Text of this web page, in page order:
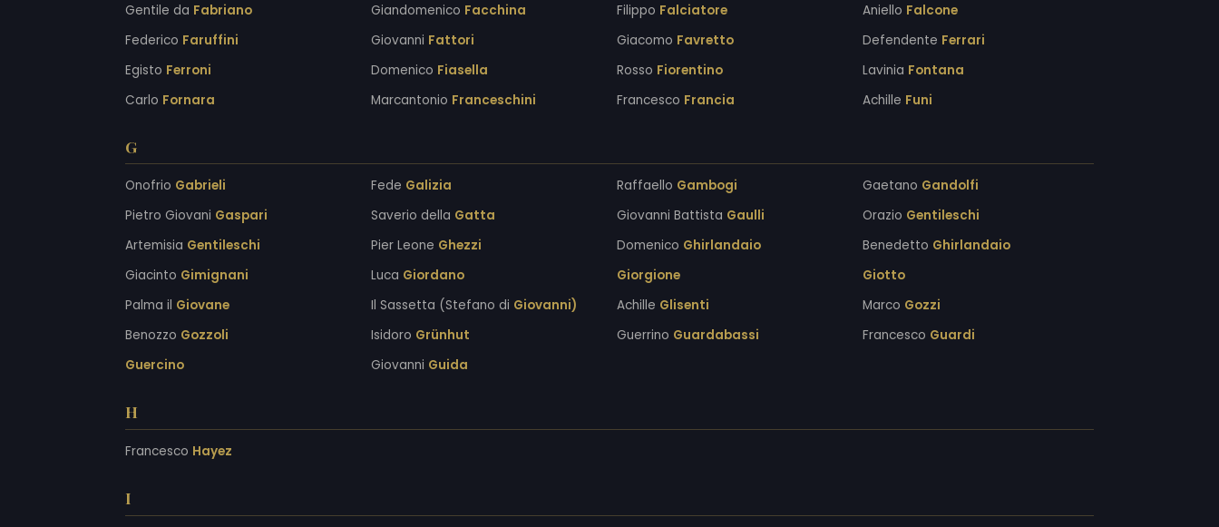
Gentile da Fabriano Giandomenico Facchina Filippo Falciatore Aniello Falcone
Federico Faruffini Giovanni Fattori Giacomo Favretto Defendente Ferrari
Egisto Ferroni Domenico Fiasella Rosso Fiorentino Lavinia Fontana
Carlo Fornara Marcantonio Franceschini Francesco Francia Achille Funi
G
Onofrio Gabrieli Fede Galizia Raffaello Gambogi Gaetano Gandolfi
Pietro Giovani Gaspari Saverio della Gatta Giovanni Battista Gaulli Orazio Gentileschi
Artemisia Gentileschi Pier Leone Ghezzi Domenico Ghirlandaio Benedetto Ghirlandaio
Giacinto Gimignani Luca Giordano Giorgione
Giotto
Palma il Giovane Il Sassetta (Stefano di Giovanni) Achille Glisenti Marco Gozzi
Benozzo Gozzoli Isidoro Grünhut Guerrino Guardabassi Francesco Guardi
Guercino
Giovanni Guida
H
Francesco Hayez
I